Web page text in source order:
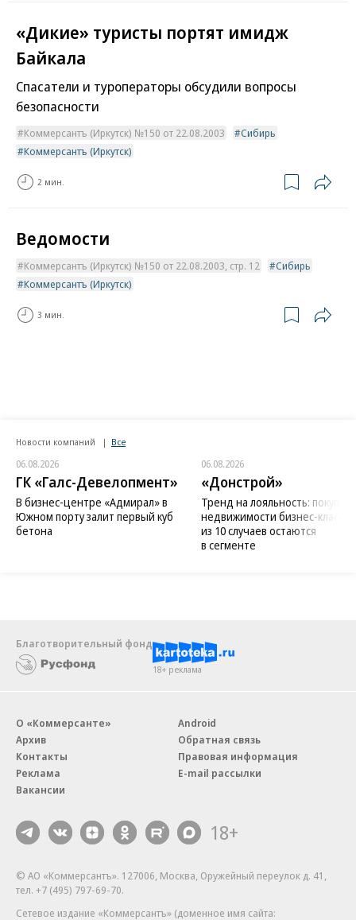
«Дикие» туристы портят имидж
Байкала
Спасатели и туроператоры обсудили вопросы
безопасности
Коммерсантъ (Иркутск) №150 от 22.08.2003
Сибирь
Коммерсантъ (Иркутск)
2 мин.
Ведомости
Коммерсантъ (Иркутск) №150 от 22.08.2003, стр. 12
Сибирь
Коммерсантъ (Иркутск)
3 мин.
Новости компаний Все
06.08.2026
ГК «Галс-Девелопмент»
В бизнес-центре «Адмирал» в
Южном порту залит первый куб
бетона
06.08.2026
«Донстрой»
Тренд на лояльность:
недвижимости бизнес-класса
из 10 случаев остаются
в сегменте
Благотворительный фонд
18+ реклама
О «Коммерсанте»
Архив
Контакты
Реклама
Вакансии
Android
Обратная связь
Правовая информация
E-mail рассылки
18+
© АО «Коммерсантъ». 127006, Москва, Оружейный переулок д. 41,
тел. +7 (495) 797-69-70.
Сетевое издание «Коммерсантъ» (доменное имя сайта: